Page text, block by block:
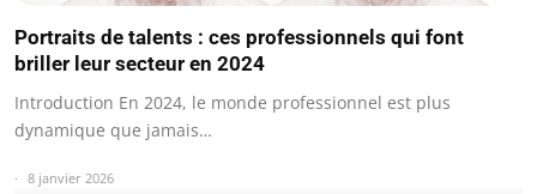
Portraits de talents : ces professionnels qui font
briller leur secteur en 2024
Introduction En 2024, le monde professionnel est plus
dynamique que jamais…
8 janvier 2026